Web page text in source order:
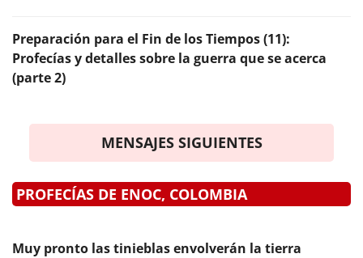
Preparación para el Fin de los Tiempos (11):
Profecías y detalles sobre la guerra que se acerca
(parte 2)
MENSAJES SIGUIENTES
PROFECÍAS DE ENOC, COLOMBIA
Muy pronto las tinieblas envolverán la tierra